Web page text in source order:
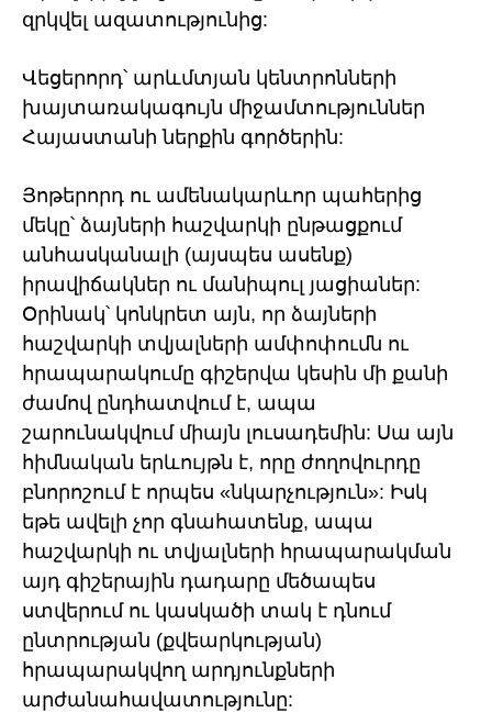
զրկվել ազատությունից:
Վեցերորդ՝ արևմտյան կենտրոնների
խայտառակագույն միջամտություններ
Հայաստանի ներքին գործերին:
Յոթերորդ ու ամենակարևոր պահերից
մեկը՝ ձայների հաշվարկի ընթացքում
անհասկանալի (այսպես ասենք)
իրավիճակներ ու մանիպուլ յացիաներ:
Օրինակ՝ կոնկրետ այն, որ ձայների
հաշվարկի տվյալների ամփոփումն ու
հրապարակումը գիշերվա կեսին մի քանի
ժամով ընդհատվում է, ապա
շարունակվում միայն լուսադեմին: Սա այն
հիմնական երևույթն է, որը ժողովուրդը
բնորոշում է որպես «նկարչություն»: Իսկ
եթե ավելի չոր գնահատենք, ապա
հաշվարկի ու տվյալների հրապարակման
այդ գիշերային դադարը մեծապես
ստվերում ու կասկածի տակ է դնում
ընտրության (քվեարկության)
հրապարակվող արդյունքների
արժանահավատությունը: